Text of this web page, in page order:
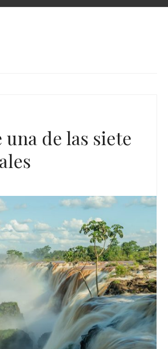
de las siete